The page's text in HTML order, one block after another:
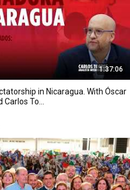
1:37:06
in Nicaragua. With Óscar
To...